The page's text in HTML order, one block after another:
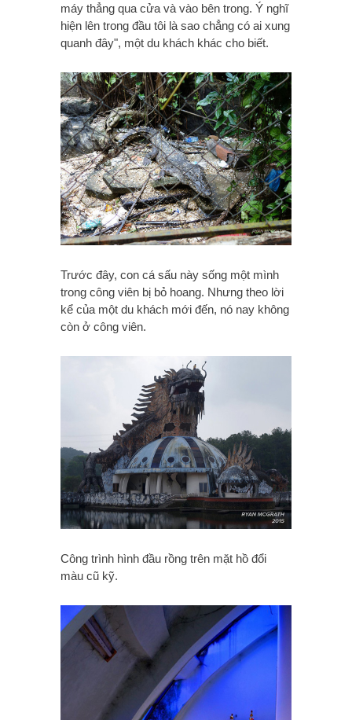
máy thẳng qua cửa và vào bên trong. Ý nghĩ
hiện lên trong đầu tôi là sao chẳng có ai xung
quanh đây", một du khách khác cho biết.
Trước đây, con cá sấu này sống một mình
trong công viên bị bỏ hoang. Nhưng theo lời
kể của một du khách mới đến, nó nay không
còn ở công viên.
Công trình hình đầu rồng trên mặt hồ đổi
màu cũ kỹ.